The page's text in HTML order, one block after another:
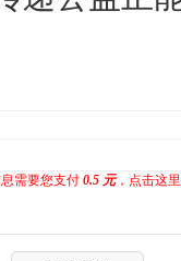
需要您支付 0.5 元，点击这